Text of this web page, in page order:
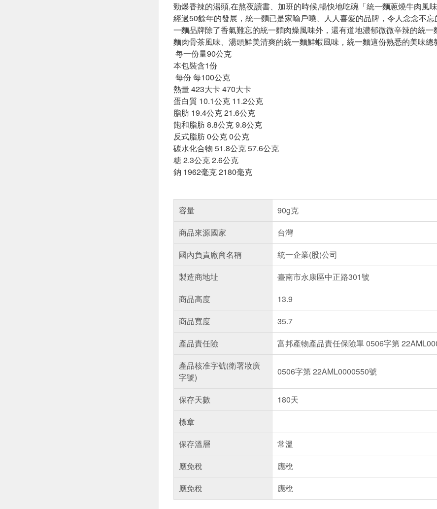
勁爆香辣的湯頭,在熬夜讀書、加班的時候,暢快地吃碗「統一麵蔥燒牛肉風
經過50餘年的發展，統一麵已是家喻戶曉、人人喜愛的品牌，令人念念不
一麵品牌除了香氣難忘的統一麵肉燥風味外，還有道地濃郁微微辛辣的統
麵肉骨茶風味、湯頭鮮美清爽的統一麵鮮蝦風味，統一麵這份熟悉的美味總
每一份量90公克
本包裝含1份
每份 每100公克
熱量 423大卡 470大卡
蛋白質 10.1公克 11.2公克
脂肪 19.4公克 21.6公克
飽和脂肪 8.8公克 9.8公克
反式脂肪 0公克 0公克
碳水化合物 51.8公克 57.6公克
糖 2.3公克 2.6公克
鈉 1962毫克 2180毫克
容量
90g克
商品來源國家
台灣
國內負責廠商名稱
統一企業(股)公司
製造商地址
臺南市永康區中正路301號
商品高度
13.9
商品寬度
35.7
產品責任險
富邦產物產品責任保險單 0506字第
產品核准字號(衛署妝廣
字號)
0506字第 22AML0000550號
保存天數
180天
標章
保存溫層
常溫
應免稅
應稅
應免稅
應稅